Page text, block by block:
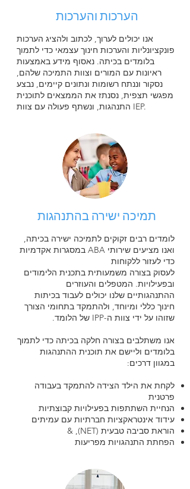
הערכות והערכות
אנו יכולים לערוך, לכתוב ולהציג הערכות
פונקציונליות והערכות חינוך עצמאי כדי לתמוך
בלומדים בכיתה. נאסוף מידע באמצעות
ראיונות עם המורים וצוות התמיכה שלהם,
נסקור וננתח רשומות ונתונים קיימים, נבצע
מפגשי תצפית, נסנתז את הממצאים לתוכנית
התנהגות, ונשתף פעולה עם צוות IEP.
תמיכה ישירה בהתנהגות
לומדים רבים זקוקים לתמיכה ישירה בכיתה,
ואנו מציעים שירותי ABA במסגרות אקדמיות
כדי לעזור ללקוחות
לעסוק בצורה משמעותית בתכנית הלימודים
ובפעילויות. המטפלים והעוזרים
ההתנהגותיים שלנו יכולים לעבוד בכיתות
חינוך כללי ומיוחד, ולהתמקד בתחומי הצורך
שזוהו על ידי צוות ה-IPP של הלומד.
אנו משתלבים בצורה חלקה בכיתה כדי לתמוך
בלומדים וליישם את תוכנית ההתנהגות
במגוון דרכים:
לקחת את הילד הצידה להתמקד בעבודה
פרטנית
הנחיית השתתפות בפעילויות קבוצתיות
עידוד אינטראקציות חברתיות עם עמיתים
הוראת סביבה טבעית (NET), &
הפחתת התנהגויות מפריעות